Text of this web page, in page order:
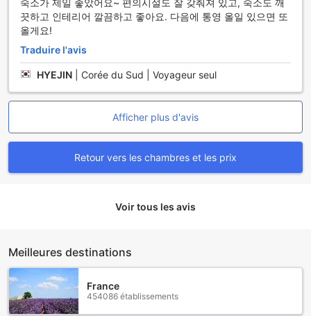
끗하고 인테리어 깔끔하고 좋아요. 다음에 통영 올일 있으면 또
올게요!
Traduire l'avis
HYEJIN Corée du Sud | Voyageur seul
Afficher plus d'avis
Retour vers les chambres et les prix
Voir tous les avis
Meilleures destinations
France
454086 établissements